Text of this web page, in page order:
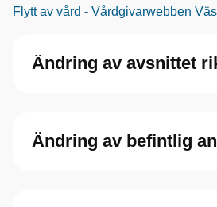
Flytt av vård - Vårdgivarwebben
Ändring av avsnittet
Ändring av befintlig